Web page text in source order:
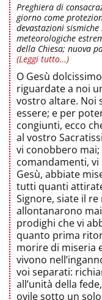
Preghiera di
giorno come
devastazioni
meteorologiche
della Chiesa; nuova
(Leggi tutto…)
O Gesù
riguardate a noi
vostro altare. Noi
essere; e per
congiunti, ecco
al vostro
vi conobbero
comandamenti,
Gesù, abbiate
tutti quanti
Signore, siate il
allontanarono
prodighi che vi
quanto prima
morire di miseria
vivono
voi separati:
all’unità della
ovile sotto un